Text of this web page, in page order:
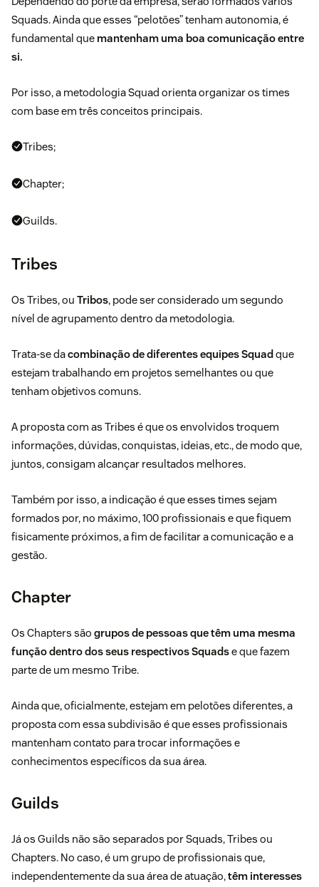
Squads. Ainda que esses “pelotões” tenham autonomia, é
fundamental que mantenham uma boa comunicação entre
si.
Por isso, a metodologia Squad orienta organizar os times
com base em três conceitos principais.
Tribes;
Chapter;
Guilds.
Tribes
Os Tribes, ou Tribos, pode ser considerado um segundo
nível de agrupamento dentro da metodologia.
Trata-se dacombinação de diferentes equipes Squad que
estejam trabalhando em projetos semelhantes ou que
tenham objetivos comuns.
A proposta com as Tribes é que os envolvidos troquem
informações, dúvidas, conquistas, ideias, etc., de modo que,
juntos, consigam alcançar resultados melhores.
Também por isso, a indicação é que esses times sejam
formados por, no máximo, 100 profissionais e que fiquem
fisicamente próximos, a fim defacilitar a comunicação e a
gestão.
Chapter
Os Chapters são grupos de pessoas que têm uma mesma
função dentro dos seus respectivos Squadse que fazem
parte de um mesmo Tribe.
Ainda que, oficialmente, estejam em pelotões diferentes, a
proposta com essa subdivisão é que esses profissionais
mantenham contato para trocar informações e
conhecimentos específicos da sua área.
Guilds
Já os Guilds não são separados por Squads, Tribes ou
Chapters. No caso, é um grupo de profissionais que,
independentemente da sua área de atuação,têm interesses